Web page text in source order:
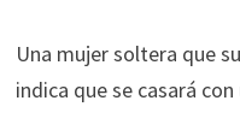
Una mujer soltera que
indica que se casará